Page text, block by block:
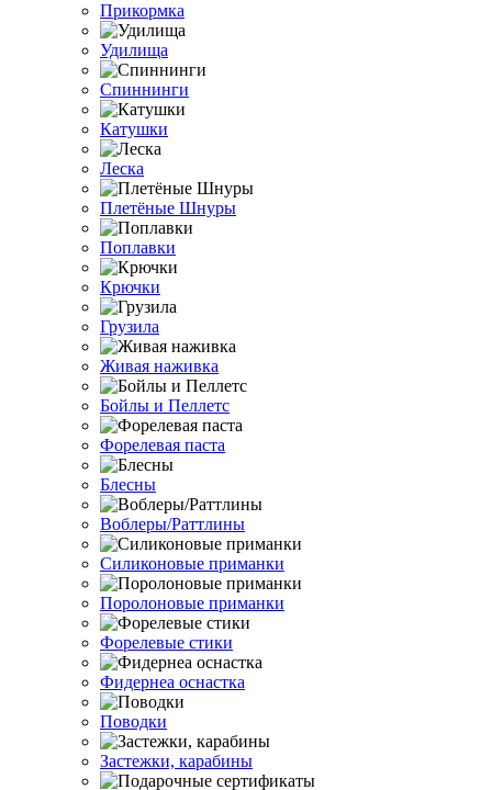
Прикормка
Удилища
Спиннинги
Катушки
Леска
Плетёные Шнуры
Поплавки
Крючки
Грузила
Живая наживка
Бойлы и Пеллетс
Форелевая паста
Блесны
Воблеры/Раттлины
Силиконовые приманки
Поролоновые приманки
Форелевые стики
Фидернеа оснастка
Поводки
Застежки, карабины